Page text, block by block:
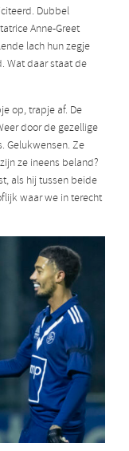
Dubbel
Anne-Greet
lach hun zegje
Wat daar staat de
op, trapje af. De
door de gezellige
Gelukwensen. Ze
ze ineens beland?
als hij tussen beide
waar we in terecht